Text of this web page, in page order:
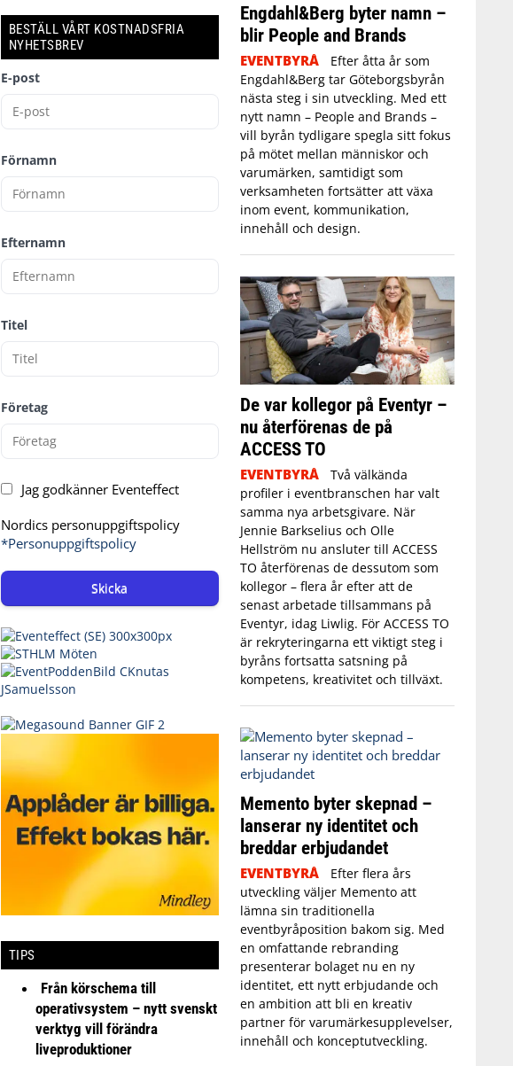
BESTÄLL VÅRT KOSTNADSFRIA
NYHETSBREV
E-post
Förnamn
Efternamn
Titel
Företag
Jag godkänner Eventeffect
Nordics personuppgiftspolicy
*Personuppgiftspolicy
Skicka
TIPS
Från körschema till
operativsystem – nytt svenskt
verktyg vill förändra
liveproduktioner
Engdahl&Berg byter namn –
blir People and Brands
EVENTBYRÅ
Efter åtta år som
Engdahl&Berg tar Göteborgsbyrån
nästa steg i sin utveckling. Med ett
nytt namn – People and Brands –
vill byrån tydligare spegla sitt fokus
på mötet mellan människor och
varumärken, samtidigt som
verksamheten fortsätter att växa
inom event, kommunikation,
innehåll och design.
De var kollegor på Eventyr –
nu återförenas de på
ACCESS TO
EVENTBYRÅ
Två välkända
profiler i eventbranschen har valt
samma nya arbetsgivare. När
Jennie Barkselius och Olle
Hellström nu ansluter till ACCESS
TO återförenas de dessutom som
kollegor – flera år efter att de
senast arbetade tillsammans på
Eventyr, idag Liwlig. För ACCESS TO
är rekryteringarna ett viktigt steg i
byråns fortsatta satsning på
kompetens, kreativitet och tillväxt.
Memento byter skepnad –
lanserar ny identitet och
breddar erbjudandet
EVENTBYRÅ
Efter flera års
utveckling väljer Memento att
lämna sin traditionella
eventbyråposition bakom sig. Med
en omfattande rebranding
presenterar bolaget nu en ny
identitet, ett nytt erbjudande och
en ambition att bli en kreativ
partner för varumärkesupplevelser,
innehåll och konceptutveckling.